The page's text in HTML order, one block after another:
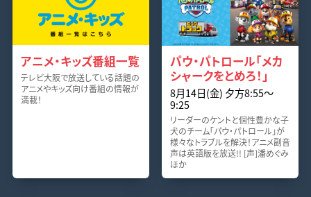
アニメ・キッズ番組一覧
テレビ大阪で放送している話題の
アニメやキッズ向け番組の情報が
満載！
パウ・パトロール「メカ
シャークをとめろ！」
8月14日(金) 夕方8:55〜
9:25
リーダーのケントと個性豊かな子
犬のチーム「パウ・パトロール」が
様々なトラブルを解決！アニメ副音
声は英語版を放送!! [声]潘めぐみ
ほか